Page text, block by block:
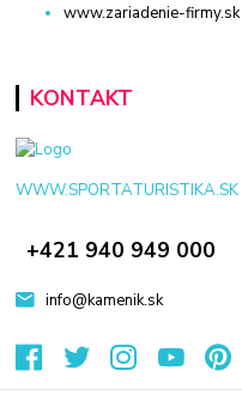
www.zariadenie-firmy.sk
KONTAKT
WWW.SPORTATURISTIKA.SK
+421 940 949 000
info@kamenik.sk